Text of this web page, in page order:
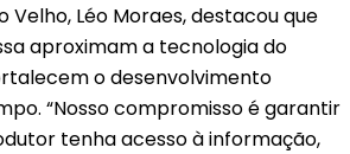
Léo Moraes, destacou que
aproximam a tecnologia do
o desenvolvimento
“Nosso compromisso é garantir
tenha acesso à informação,